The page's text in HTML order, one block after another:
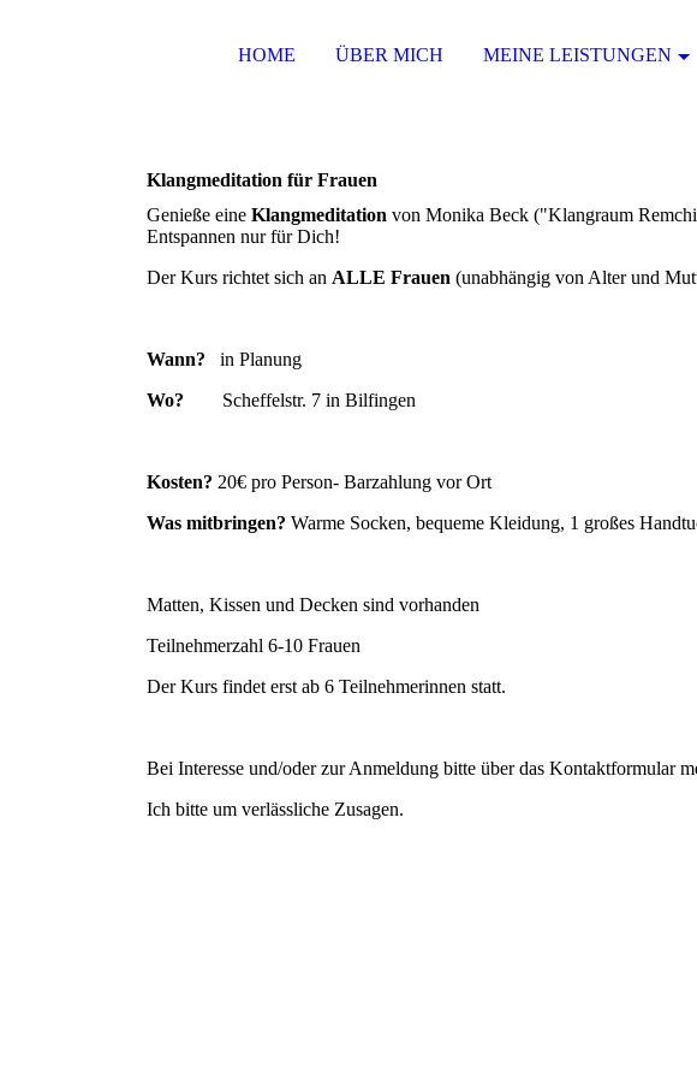
HOME ÜBER MICH MEINE LEISTUNGEN
Klangmeditation für Frauen
Genieße eine Klangmeditation von Monika Beck
Entspannen nur für Dich!
Der Kurs richtet sich an ALLE Frauen (unabhängig von Alter und
Wann? in Planung
Wo? Scheffelstr. 7 in Bilfingen
Kosten? 20€ pro Person- Barzahlung vor Ort
Was mitbringen? Warme Socken, bequeme Kleidung, 1 großes
Matten, Kissen und Decken sind vorhanden
Teilnehmerzahl 6-10 Frauen
Der Kurs findet erst ab 6 Teilnehmerinnen statt.
Bei Interesse und/oder zur Anmeldung bitte über das Kontaktformular
Ich bitte um verlässliche Zusagen.